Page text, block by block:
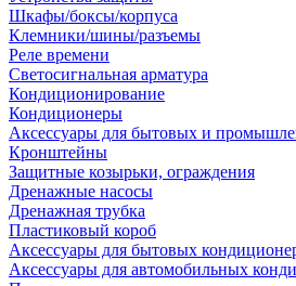
Шкафы/боксы/корпуса
Клемники/шины/разъемы
Реле времени
Светосигнальная арматура
Кондиционирование
Кондиционеры
Аксессуары для бытовых и
Кронштейны
Защитные козырьки, ограждения
Дренажные насосы
Дренажная трубка
Пластиковый короб
Аксессуары для бытовых
Аксессуары для автомобильных